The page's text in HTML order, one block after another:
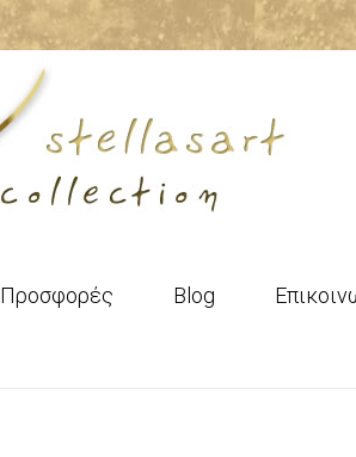
Προσφορές Blog